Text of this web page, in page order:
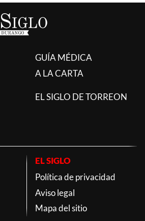
GUÍA MÉDICA
A LA CARTA
EL SIGLO DE TORREON
EL SIGLO
Política de privacidad
Aviso legal
Mapa del sitio